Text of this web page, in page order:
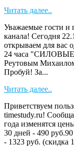
Читать далее..
Уважаемые гости и
канала! Сегодня
открываем для вас
24 часа
Реутовым
Пробуй! За...
Читать далее..
Приветствуем
timestudy.ru!
года изменятся
30 дней - 490
- 1323 руб. (скидка